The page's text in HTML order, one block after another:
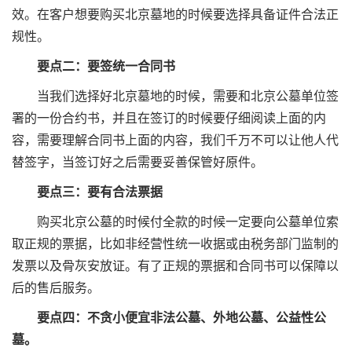
效。在客户想要购买北京墓地的时候要选择具备证件合法正
规性。
要点二：要签统一合同书
当我们选择好北京墓地的时候，需要和北京公墓单位签
署的一份合约书，并且在签订的时候要仔细阅读上面的内
容，需要理解合同书上面的内容，我们千万不可以让他人代
替签字，当签订好之后需要妥善保管好原件。
要点三：要有合法票据
购买北京公墓的时候付全款的时候一定要向公墓单位索
取正规的票据，比如非经营性统一收据或由税务部门监制的
发票以及骨灰安放证。有了正规的票据和合同书可以保障以
后的售后服务。
要点四：不贪小便宜非法公墓、外地公墓、公益性公
墓。